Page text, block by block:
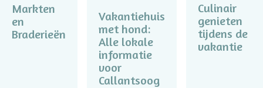
Markten
en
Braderieën
Vakantiehuis
met hond:
Alle lokale
informatie
voor
Callantsoog
Culinair
genieten
tijdens de
vakantie